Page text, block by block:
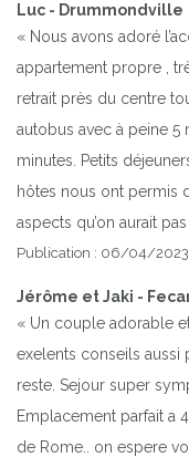
Luc - Drummondville
« Nous avons adoré
appartement propre ,
retrait près du centre
autobus avec à peine 5
minutes. Petits
hôtes nous ont permis
aspects qu’on aurait
Publication : 06/04/2023
Jérôme et Jaki -
« Un couple adorable
exelents conseils aussi
reste. Sejour super
Emplacement parfait a
de Rome.. on espere